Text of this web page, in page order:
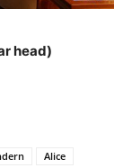
head)
Alice